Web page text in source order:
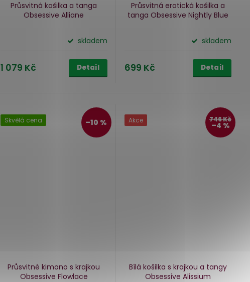
Průsvitná košilka a tanga
Obsessive Alliane
skladem
1 079 Kč Detail
Průsvitná erotická košilka a
tanga Obsessive Nightly Blue
skladem
699 Kč Detail
Skvělá cena –10 %
Průsvitné kimono s krajkou
Obsessive Flowlace
Akce 746 Kč
–4 %
Bílá košilka s krajkou a tangy
Obsessive Alissium